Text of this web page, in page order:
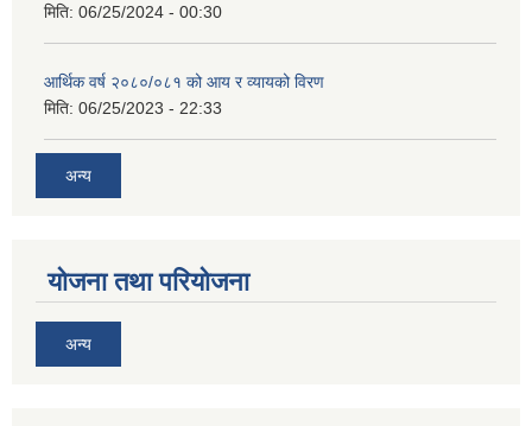
मिति: 06/25/2024 - 00:30
आर्थिक वर्ष २०८०/०८१ को आय र व्यायको विरण
मिति: 06/25/2023 - 22:33
अन्य
योजना तथा परियोजना
अन्य